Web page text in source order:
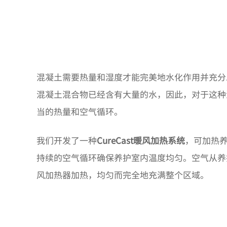
混凝土需要热量和湿度才能完美地水化作用并充
混凝土混合物已经含有大量的水，因此，对于这
当的热量和空气循环。
我们开发了一种CureCast暖风加热系统，可加热
持续的空气循环确保养护室内温度均匀。空气从
风加热器加热，均匀而完全地充满整个区域。